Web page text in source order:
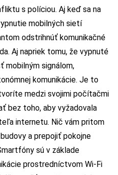
s políciou. Aj keď sa na
mobilných sietí
odstrihnúť komunikačné
Aj napriek tomu, že vypnuté
mobilným signálom,
komunikácie. Je to
medzi svojimi počítačmi
bez toho, aby vyžadovala
internetu. Nič vám pritom
a prepojiť pokojne
sú v základe
prostredníctvom Wi-Fi